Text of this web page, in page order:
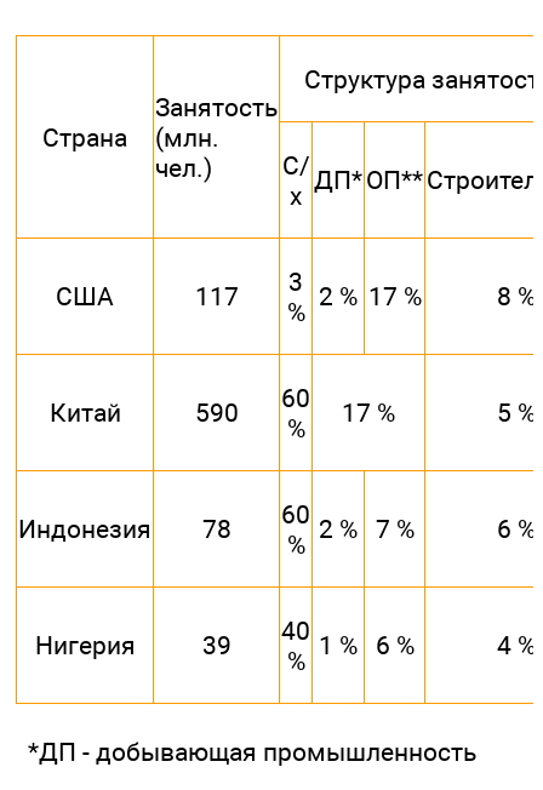
Страна
Занятость
(млн.
чел.)
Структура
С/
х
ДП*ОП**
США 117
3
%
2 % 17 % 8 %
Китай 590
60
%
17 % 5 %
Индонезия 78
60
%
2 % 7 % 6 %
Нигерия 39
40
%
1 % 6 % 4 %
*ДП - добывающая промышленность